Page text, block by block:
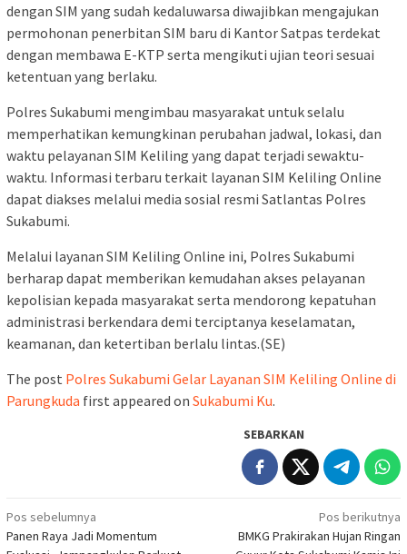
dengan SIM yang sudah kedaluwarsa diwajibkan mengajukan
permohonan penerbitan SIM baru di Kantor Satpas terdekat
dengan membawa E-KTP serta mengikuti ujian teori sesuai
ketentuan yang berlaku.
Polres Sukabumi mengimbau masyarakat untuk selalu
memperhatikan kemungkinan perubahan jadwal, lokasi, dan
waktu pelayanan SIM Keliling yang dapat terjadi sewaktu-
waktu. Informasi terbaru terkait layanan SIM Keliling Online
dapat diakses melalui media sosial resmi Satlantas Polres
Sukabumi.
Melalui layanan SIM Keliling Online ini, Polres Sukabumi
berharap dapat memberikan kemudahan akses pelayanan
kepolisian kepada masyarakat serta mendorong kepatuhan
administrasi berkendara demi terciptanya keselamatan,
keamanan, dan ketertiban berlalu lintas.(SE)
The post Polres Sukabumi Gelar Layanan SIM Keliling Online di
Parungkuda first appeared on Sukabumi Ku.
SEBARKAN
Navigasi
pos
Pos sebelumnya
Panen Raya Jadi Momentum
Pos berikutnya
BMKG Prakirakan Hujan Ringan